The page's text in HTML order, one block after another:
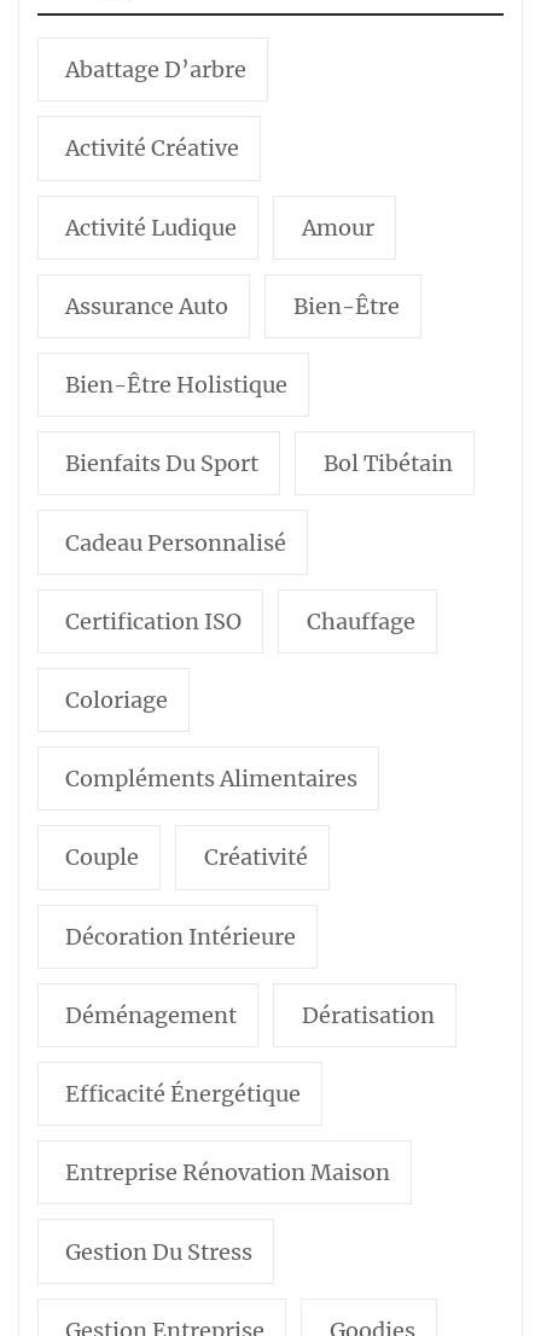
Abattage D’arbre
Activité Créative
Activité Ludique Amour
Assurance Auto Bien-Être
Bien-Être Holistique
Bienfaits Du Sport Bol Tibétain
Cadeau Personnalisé
Certification ISO Chauffage
Coloriage
Compléments Alimentaires
Couple Créativité
Décoration Intérieure
Déménagement Dératisation
Efficacité Énergétique
Entreprise Rénovation Maison
Gestion Du Stress
Gestion Entreprise Goodies